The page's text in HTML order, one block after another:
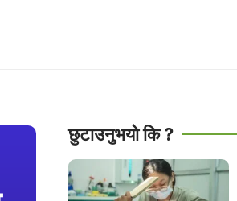
छुटाउनुभयो कि ?